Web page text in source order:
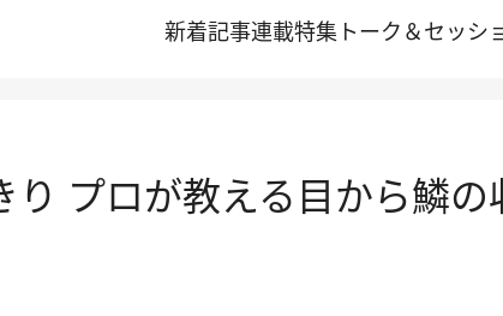
新着記事連載特集 トーク＆セッシ
り プロが教える目から鱗の